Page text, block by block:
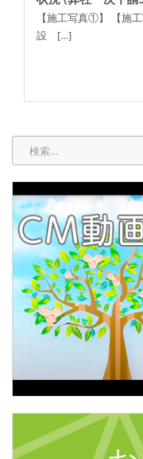
【施工写真①】 【施
設 […]
検